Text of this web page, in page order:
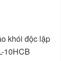
khói độc lập
10HCB